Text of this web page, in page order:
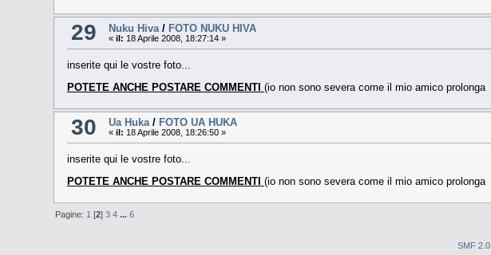
29 Nuku Hiva/ FOTO NUKU HIVA
« il: 18 Aprile 2008, 18:27:14 »
inserite qui le vostre foto...
POTETE ANCHE POSTARE COMMENTI (io non sono severa come il mio amico prolonga
30 Ua Huka/ FOTO UA HUKA
« il: 18 Aprile 2008, 18:26:50 »
inserite qui le vostre foto...
POTETE ANCHE POSTARE COMMENTI (io non sono severa come il mio amico prolonga
Pagine: 1 [2]3 4 ...6
SMF 2.0